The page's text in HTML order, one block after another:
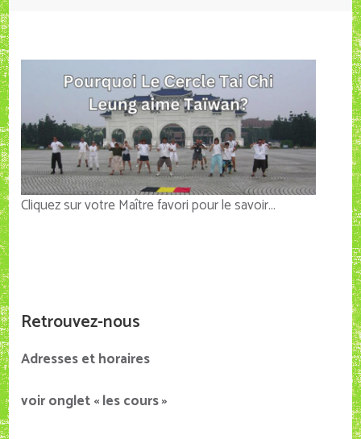
Cliquez sur votre Maître favori pour le savoir…
Retrouvez-nous
Adresses et horaires
voir onglet « les cours »